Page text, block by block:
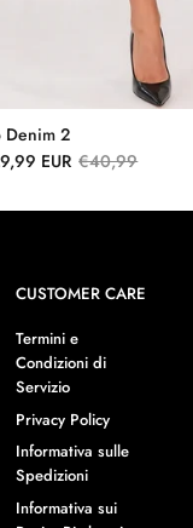
Denim 2
EUR €40,99
CUSTOMER CARE
Termini e
Condizioni di
Servizio
Privacy Policy
Informativa sulle
Spedizioni
Informativa sui